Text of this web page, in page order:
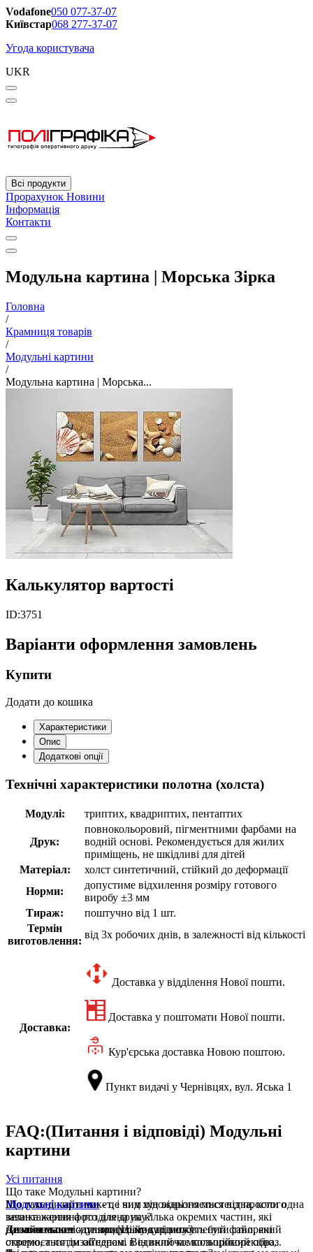
Vodafone050 077-37-07
Київстар068 277-37-07
Угода користувача
UKR
Всі продукти
Прорахунок Новини
Інформація
Контакти
Модульна картина | Морська Зірка
Головна
/
Крамниця товарів
/
Модульні картини
/
Модульна картина | Морська...
Калькулятор вартості
ID:3751
Варіанти оформлення замовлень
Купити
Додати до кошика
Характеристики
Опис
Додаткові опції
Технічні характеристики полотна (холста)
Модулі: триптих, квадриптих, пентаптих
Друк:
повнокольоровий, пігментними фарбами на
водній основі. Рекомендується для жилих
приміщень, не шкідливі для дітей
Матеріал:
холст синтетичний, стійкий до деформації
Норми:
допустиме відхилення розміру готового
виробу ±3 мм
Тираж:
поштучно від 1 шт.
Термін
виготовлення:
від 3х робочих днів, в залежності від кількості
Доставка:
Доставка у відділення Нової пошти.
Доставка у поштомати Нової пошти.
Кур'єрська доставка Новою поштою.
Пункт видачі у Чернівцях, вул. Яська 1
FAQ:(Питання і відповіді) Модульні
картини
Усі питання
Що таке Модульні картини?
Модульні картини- це вид художнього мистецтва, коли одна
велика картина розділена на кілька окремих частин, які
називаються модулями. Ці модулі можуть бути створені
окремо, а потім об'єднані в єдиний композиційний образ.
Що таке дизайн макет, і чим він відрізняється від простого
завантаження фото для друку?
Дизайн макет- це професійно підготовлений файл, який
створюється дизайнером. Він включає кольорокорекцію,
Де можна повісити модульну картину?